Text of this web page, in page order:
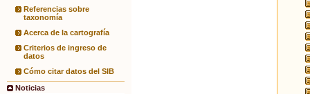
Referencias sobre
taxonomía
Acerca de la cartografía
Criterios de ingreso de
datos
Cómo citar datos del SIB
Noticias